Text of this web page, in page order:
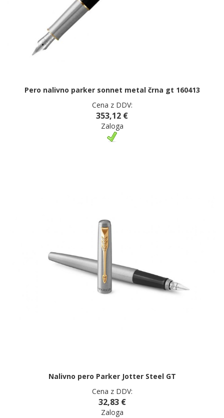
Pero nalivno parker sonnet metal črna gt 160413
Cena z DDV:
353,12 €
Zaloga
Nalivno pero Parker Jotter Steel GT
Cena z DDV:
32,83 €
Zaloga